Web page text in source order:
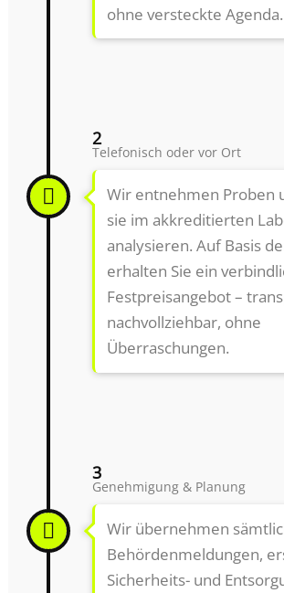
ohne versteckte Agenda.
2
Telefonisch oder vor Ort
Wir entnehmen Proben
sie im akkreditierten
analysieren. Auf Basis
erhalten Sie ein
Festpreisangebot –
nachvollziehbar, ohne
Überraschungen.
3
Genehmigung & Planung
Wir übernehmen
Behördenmeldungen,
Sicherheits- und